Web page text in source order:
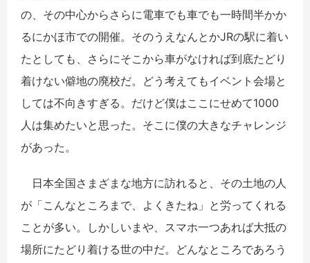
の、その中心からさらに電車でも車でも一時間半かか
るにかほ市での開催。そのうえなんとかJRの駅に着い
たとしても、さらにそこから車がなければ到底たどり
着けない僻地の廃校だ。どう考えてもイベント会場と
しては不向きすぎる。だけど僕はここにせめて1000
人は集めたいと思った。そこに僕の大きなチャレンジ
があった。
日本全国さまざまな地方に訪れると、その土地の人
が「こんなところまで、よくきたね」と労ってくれる
ことが多い。しかしいまや、スマホ一つあれば大抵の
場所にたどり着ける世の中だ。どんなところであろう